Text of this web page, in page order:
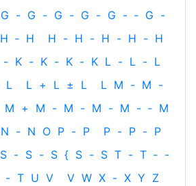
G - G - G - G - G - ‐ G -
H ‐ H H - H - H - H - H
- K - K - K - K L - L - L
L L + L ± L L M - M -
M + M - M - M - M - ‐ M
N - N O P - P P - P - P
S - S - S { S - S T - T ‐ -
- T U V V W X - X Y Z